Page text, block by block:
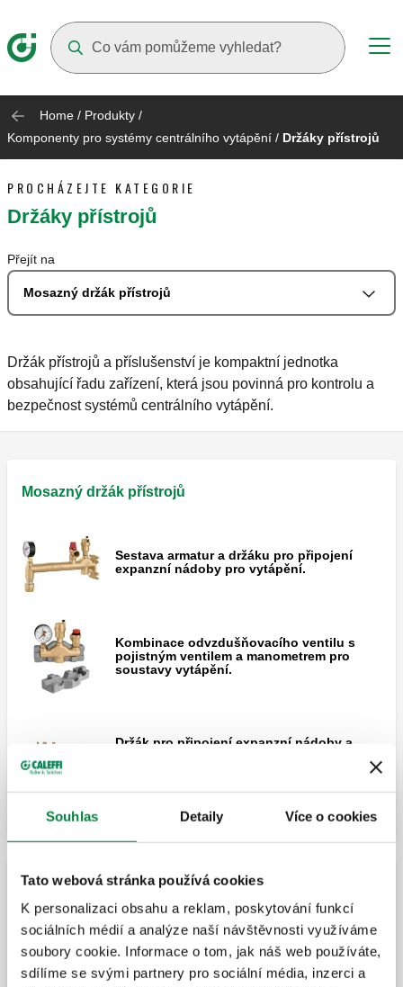
Souhlas Detaily Více o cookies
Tato webová stránka používá cookies
K personalizaci obsahu a reklam, poskytování funkcí
sociálních médií a analýze naší návštěvnosti využíváme
soubory cookie. Informace o tom, jak náš web používáte,
sdílíme se svými partnery pro sociální média, inzerci a
Home / Produkty /
Komponenty pro systémy centrálního vytápění / Držáky přístrojů
PROCHÁZEJTE KATEGORIE
Držáky přístrojů
Přejít na
Mosazný držák přístrojů
Držák přístrojů a příslušenství je kompaktní jednotka
obsahující řadu zařízení, která jsou povinná pro kontrolu a
bezpečnost systémů centrálního vytápění.
Mosazný držák přístrojů
Sestava armatur a držáku pro připojení
expanzní nádoby pro vytápění.
Kombinace odvzdušňovacího ventilu s
pojistným ventilem a manometrem pro
soustavy vytápění.
Držák pro připojení expanzní nádoby a
Ocelový držák nástrojů
Sestava armatur a držáku pro připojení
expanzní nádoby pro vytápění.